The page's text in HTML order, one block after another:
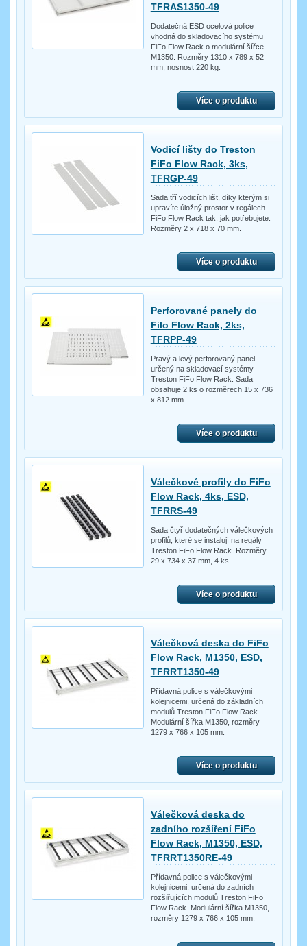
TFRAS1350-49
Dodatečná ESD ocelová police
vhodná do skladovacího systému
FiFo Flow Rack o modulární šířce
M1350. Rozměry 1310 x 789 x 52
mm, nosnost 220 kg.
Více o produktu
Vodicí lišty do Treston
FiFo Flow Rack, 3ks,
TFRGP-49
Sada tří vodicích lišt, díky kterým si
upravíte úložný prostor v regálech
FiFo Flow Rack tak, jak potřebujete.
Rozměry 2 x 718 x 70 mm.
Více o produktu
Perforované panely do
Filo Flow Rack, 2ks,
TFRPP-49
Pravý a levý perforovaný panel
určený na skladovací systémy
Treston FiFo Flow Rack. Sada
obsahuje 2 ks o rozměrech 15 x 736
x 812 mm.
Více o produktu
Válečkové profily do FiFo
Flow Rack, 4ks, ESD,
TFRRS-49
Sada čtyř dodatečných válečkových
profilů, které se instalují na regály
Treston FiFo Flow Rack. Rozměry
29 x 734 x 37 mm, 4 ks.
Více o produktu
Válečková deska do FiFo
Flow Rack, M1350, ESD,
TFRRT1350-49
Přídavná police s válečkovými
kolejnicemi, určená do základních
modulů Treston FiFo Flow Rack.
Modulární šířka M1350, rozměry
1279 x 766 x 105 mm.
Více o produktu
Válečková deska do
zadního rozšíření FiFo
Flow Rack, M1350, ESD,
TFRRT1350RE-49
Přídavná police s válečkovými
kolejnicemi, určená do zadních
rozšiřujících modulů Treston FiFo
Flow Rack. Modulární šířka M1350,
rozměry 1279 x 766 x 105 mm.